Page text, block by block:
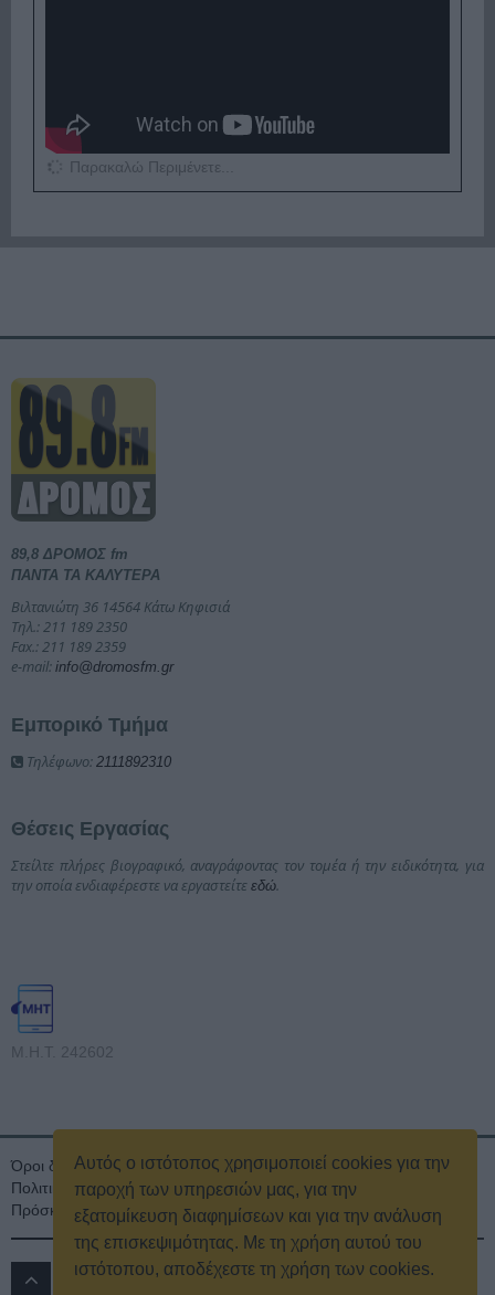
Αυτός ο ιστότοπος χρησιμοποιεί cookies για την
παροχή των υπηρεσιών μας, για την
εξατομίκευση διαφημίσεων και για την ανάλυση
της επισκεψιμότητας. Με τη χρήση αυτού του
ιστότοπου, αποδέχεστε τη χρήση των cookies.
Παρακαλώ Περιμένετε...
89,8 ΔΡΟΜΟΣ fm
ΠΑΝΤΑ ΤΑ ΚΑΛΥΤΕΡΑ
Βιλτανιώτη 36 14564 Κάτω Κηφισιά
Τηλ.: 211 189 2350
Fax.: 211 189 2359
e-mail: info@dromosfm.gr
Εμπορικό Τμήμα
Τηλέφωνο: 2111892310
Θέσεις Εργασίας
Στείλτε πλήρες βιογραφικό, αναγράφοντας τον τομέα ή την ειδικότητα, για
την οποία ενδιαφέρεστε να εργαστείτε εδώ.
Μ.Η.Τ. 242602
Όροι διαγωνισμού Όροι Χρήσης
Ταυτότητα
Πολιτική Απορρήτου & Cookies
Επικοινωνία
Οικονομικά στοιχεία
Πρόσκληση τακτικής γενικής συνέλευσης
Κρατική Διαφήμιση